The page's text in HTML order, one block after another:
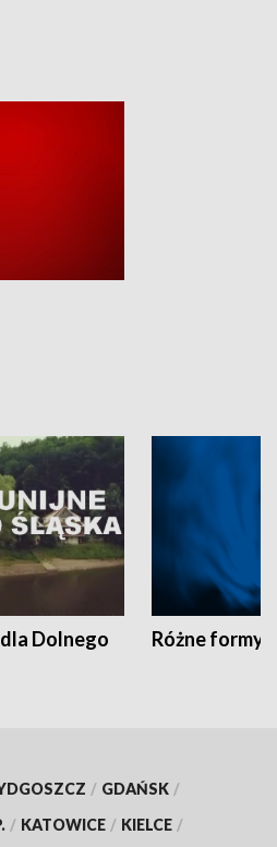
Dolnego
Różne formy
/ GDAŃSK /
/ KATOWICE / KIELCE /